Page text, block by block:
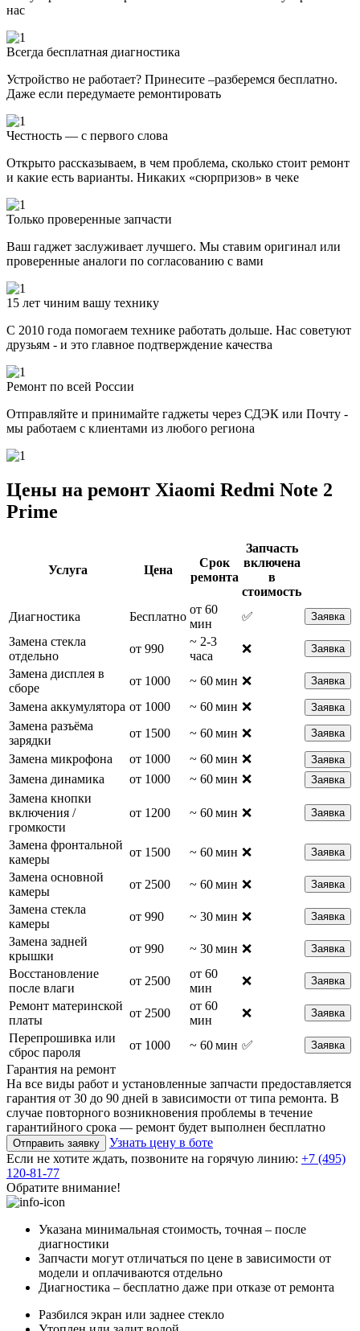
нас
Всегда бесплатная диагностика
Устройство не работает? Принесите –разберемся бесплатно.
Даже если передумаете ремонтировать
Честность — с первого слова
Открыто рассказываем, в чем проблема, сколько стоит ремонт
и какие есть варианты. Никаких «сюрпризов» в чеке
Только проверенные запчасти
Ваш гаджет заслуживает лучшего. Мы ставим оригинал или
проверенные аналоги по согласованию с вами
15 лет чиним вашу технику
С 2010 года помогаем технике работать дольше. Нас советуют
друзьям - и это главное подтверждение качества
Ремонт по всей России
Отправляйте и принимайте гаджеты через СДЭК или Почту -
мы работаем с клиентами из любого региона
Цены на ремонт Xiaomi Redmi Note 2
Prime
Услуга Цена
Срок
ремонта
Запчасть
включена
в
стоимость
Диагностика
Бесплатно
от 60
мин
✅ Заявка
Замена стекла
отдельно
от 990
~ 2-3
часа
❌ Заявка
Замена дисплея в
сборе
от 1000 ~ 60 мин ❌ Заявка
Замена аккумулятора от 1000 ~ 60 мин ❌ Заявка
Замена разъёма
зарядки
от 1500 ~ 60 мин ❌ Заявка
Замена микрофона от 1000 ~ 60 мин ❌ Заявка
Замена динамика от 1000 ~ 60 мин ❌ Заявка
Замена кнопки
включения /
громкости
от 1200 ~ 60 мин ❌ Заявка
Замена фронтальной
камеры
от 1500 ~ 60 мин ❌ Заявка
Замена основной
камеры
от 2500 ~ 60 мин ❌ Заявка
Замена стекла
камеры
от 990 ~ 30 мин ❌ Заявка
Замена задней
крышки
от 990 ~ 30 мин ❌ Заявка
Восстановление
после влаги
от 2500
от 60
мин
❌ Заявка
Ремонт материнской
платы
от 2500
от 60
мин
❌ Заявка
Перепрошивка или
сброс пароля
от 1000 ~ 60 мин ✅ Заявка
Гарантия на ремонт
На все виды работ и установленные запчасти предоставляется
гарантия от 30 до 90 дней в зависимости от типа ремонта. В
случае повторного возникновения проблемы в течение
гарантийного срока — ремонт будет выполнен бесплатно
Отправить заявку
Узнать цену в боте
Если не хотите ждать, позвоните на горячую линию: +7 (495)
120-81-77
Обратите внимание!
Указана минимальная стоимость, точная – после
диагностики
Запчасти могут отличаться по цене в зависимости от
модели и оплачиваются отдельно
Диагностика – бесплатно даже при отказе от ремонта
Разбился экран или заднее стекло